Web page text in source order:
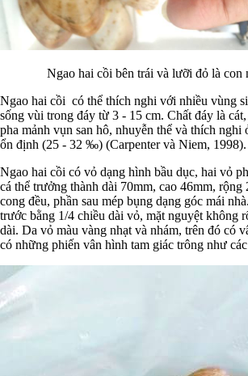
Ngao hai cồi bên trái và lưỡi đỏ là con
Ngao hai cồi có thể thích nghi với nhiều vùng
sống vùi trong đáy từ 3 - 15 cm. Chất đáy là
pha mảnh vụn san hô, nhuyễn thể và thích nghi
ổn định (25 - 32 ‰) (Carpenter và Niem, 1998).
Ngao hai cồi có vỏ dạng hình bầu dục, hai vỏ
cá thể trưởng thành dài 70mm, cao 46mm, rộng
cong đều, phần sau mép bụng dạng góc mái
trước bằng 1/4 chiều dài vỏ, mặt nguyệt không
dài. Da vỏ màu vàng nhạt và nhám, trên đó có
có những phiến vân hình tam giác trông như